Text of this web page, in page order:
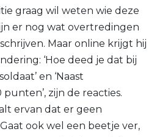
graag wil weten wie deze
er nog wat overtredingen
Maar online krijgt hij
‘Hoe deed je dat bij
en ‘Naast
zijn de reacties.
ervan dat er geen
ook wel een beetje ver,